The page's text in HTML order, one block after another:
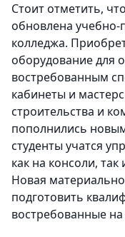
Стоит отметить,
обновлена учебно-
колледжа.
оборудование для
востребованным
кабинеты и
строительства и
пополнились
студенты учатся
как на консоли,
Новая
подготовить
востребованные